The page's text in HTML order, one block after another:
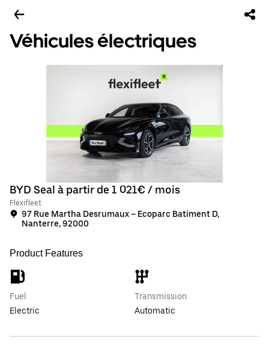
Véhicules électriques
BYD Seal à partir de 1 021€ / mois
Flexifleet
97 Rue Martha Desrumaux – Ecoparc Batiment D,
Nanterre, 92000
Product Features
Fuel
Electric
Transmission
Automatic